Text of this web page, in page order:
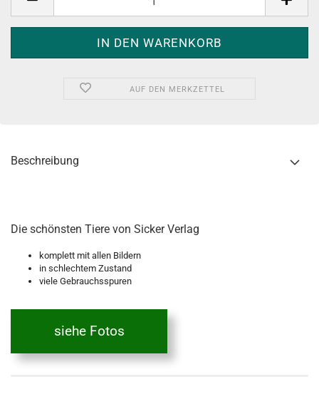
AUF DEN MERKZETTEL
Beschreibung
Die schönsten Tiere von Sicker Verlag
komplett mit allen Bildern
in schlechtem Zustand
viele Gebrauchsspuren
siehe Fotos